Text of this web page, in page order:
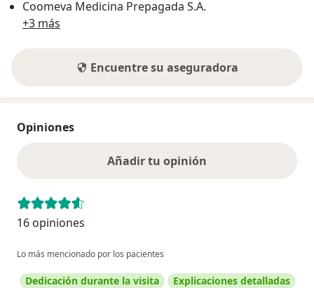
Coomeva Medicina Prepagada S.A.
+3 más
Encuentre su aseguradora
Opiniones
Añadir tu opinión
16 opiniones
Lo más mencionado por los pacientes
Dedicación durante la visita
Explicaciones detalladas